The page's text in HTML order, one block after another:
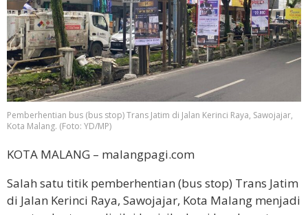
Pemberhentian bus (bus stop) Trans Jatim di Jalan Kerinci Raya, Sawojajar,
Kota Malang. (Foto: YD/MP)
KOTA MALANG – malangpagi.com
Salah satu titik pemberhentian (bus stop) Trans Jatim
di Jalan Kerinci Raya, Sawojajar, Kota Malang menjadi